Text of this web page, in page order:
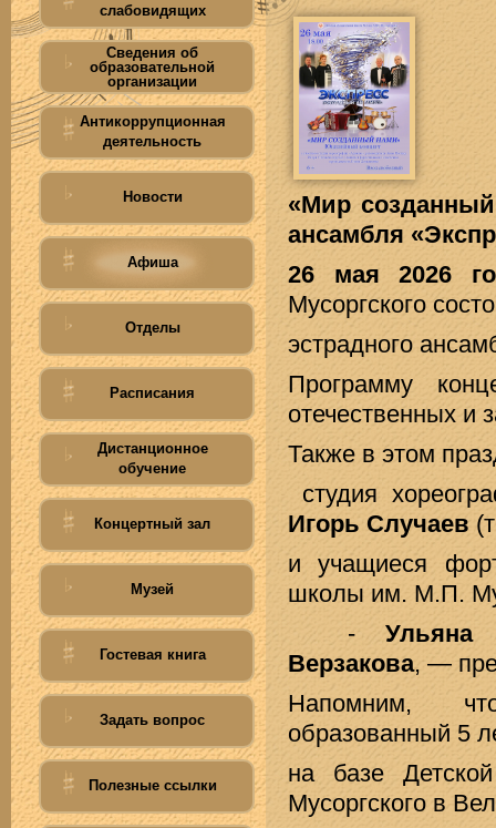
слабовидящих
Сведения об
образовательной
организации
Антикоррупционная
деятельность
Новости
Афиша
Отделы
Расписания
Дистанционное
обучение
Концертный зал
Музей
Гостевая книга
Задать вопрос
Полезные ссылки
«Мир
ансамбля
26 мая 2026
Мусоргского
эстрадного
Программу
отечественных и
Также в этом
студия
Игорь Случаев
и учащиеся
школы им. М.П.
-Ульяна
Верзакова, —
Напомним,
образованный 5
на базе
Мусоргского в